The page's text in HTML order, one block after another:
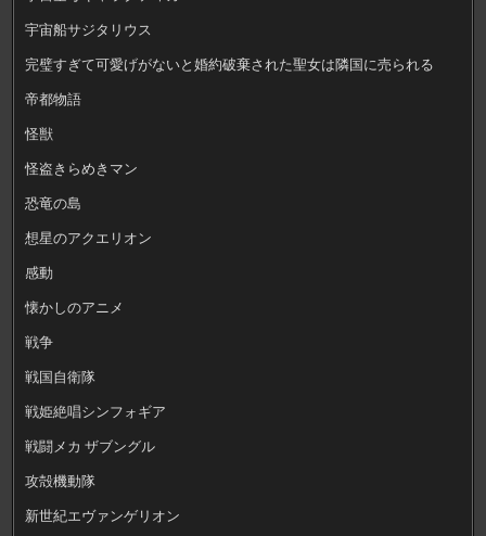
宇宙船サジタリウス
完璧すぎて可愛げがないと婚約破棄された聖女は隣国に売られる
帝都物語
怪獣
怪盗きらめきマン
恐竜の島
想星のアクエリオン
感動
懐かしのアニメ
戦争
戦国自衛隊
戦姫絶唱シンフォギア
戦闘メカ ザブングル
攻殻機動隊
新世紀エヴァンゲリオン